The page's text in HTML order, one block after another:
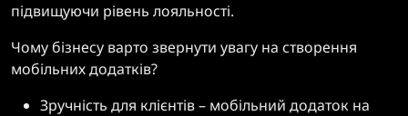
підвищуючи рівень лояльності.
Чому бізнесу варто звернути увагу на створення
мобільних додатків?
Зручність для клієнтів – мобільний додаток на